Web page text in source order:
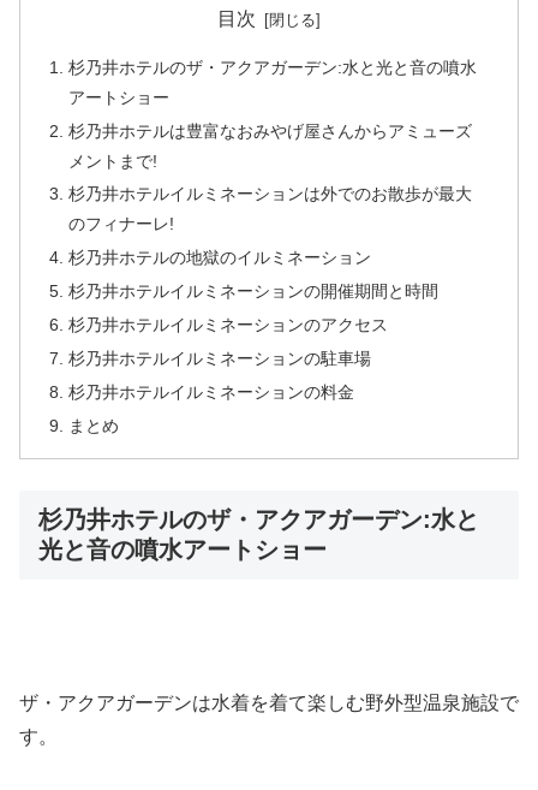
目次
杉乃井ホテルのザ・アクアガーデン:水と光と音の噴水
アートショー
杉乃井ホテルは豊富なおみやげ屋さんからアミューズ
メントまで!
杉乃井ホテルイルミネーションは外でのお散歩が最大
のフィナーレ!
杉乃井ホテルの地獄のイルミネーション
杉乃井ホテルイルミネーションの開催期間と時間
杉乃井ホテルイルミネーションのアクセス
杉乃井ホテルイルミネーションの駐車場
杉乃井ホテルイルミネーションの料金
まとめ
杉乃井ホテルのザ・アクアガーデン:水と
光と音の噴水アートショー
ザ・アクアガーデンは水着を着て楽しむ野外型温泉施設で
す。